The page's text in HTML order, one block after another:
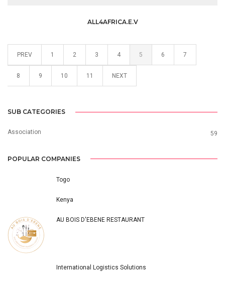
ALL4AFRICA.E.V
PREV 1 2 3 4 5 6 7
8 9 10 11 NEXT
SUB CATEGORIES
Association 59
POPULAR COMPANIES
Togo
Kenya
AU BOIS D'EBENE RESTAURANT
International Logistics Solutions